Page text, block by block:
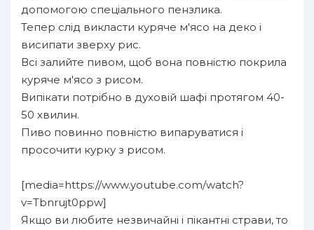
допомогою спеціального пензлика.
Тепер слід викласти куряче м'ясо на деко і
висипати зверху рис.
Всі залийте пивом, щоб вона повністю покрила
куряче м'ясо з рисом.
Випікати потрібно в духовій шафі протягом 40-
50 хвилин.
Пиво повинно повністю випаруватися і
просочити курку з рисом.
[media=https://www.youtube.com/watch?
v=Tbnrujt0ppw]
Якщо ви любите незвичайні і пікантні страви, то